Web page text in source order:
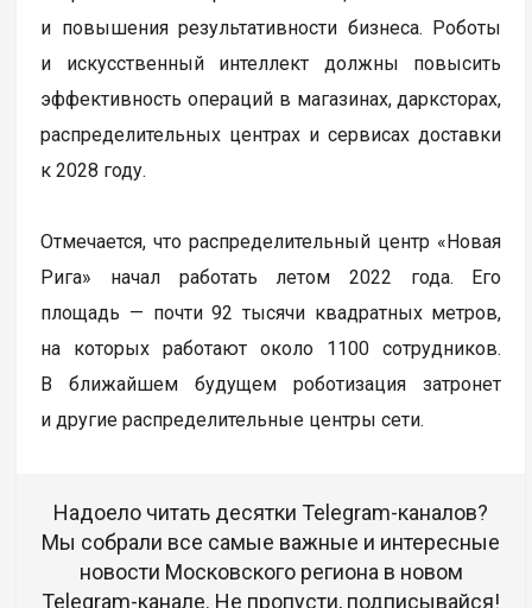
и повышения результативности бизнеса. Роботы
и искусственный интеллект должны повысить
эффективность операций в магазинах, дарксторах,
распределительных центрах и сервисах доставки
к 2028 году.
Отмечается, что распределительный центр «Новая
Рига» начал работать летом 2022 года. Его
площадь — почти 92 тысячи квадратных метров,
на которых работают около 1100 сотрудников.
В ближайшем будущем роботизация затронет
и другие распределительные центры сети.
Надоело читать десятки Telegram-каналов?
Мы собрали все самые важные и интересные
новости Московского региона в новом
Telegram-канале. Не пропусти, подписывайся!